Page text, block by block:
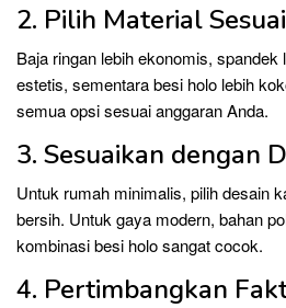
2. Pilih Material
Baja ringan lebih ekonomis,
estetis, sementara besi holo lebih
semua opsi sesuai anggaran Anda.
3. Sesuaikan dengan
Untuk rumah minimalis, pilih desain
bersih. Untuk gaya modern, bahan
kombinasi besi holo sangat cocok.
4. Pertimbangkan